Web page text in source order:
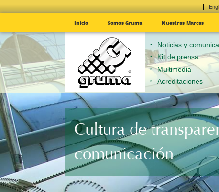
Inicio Somos Gruma Nuestras Marcas
Noticias y
Kit de prensa
Multimedia
Acreditaciones
Cultura de
comunicación